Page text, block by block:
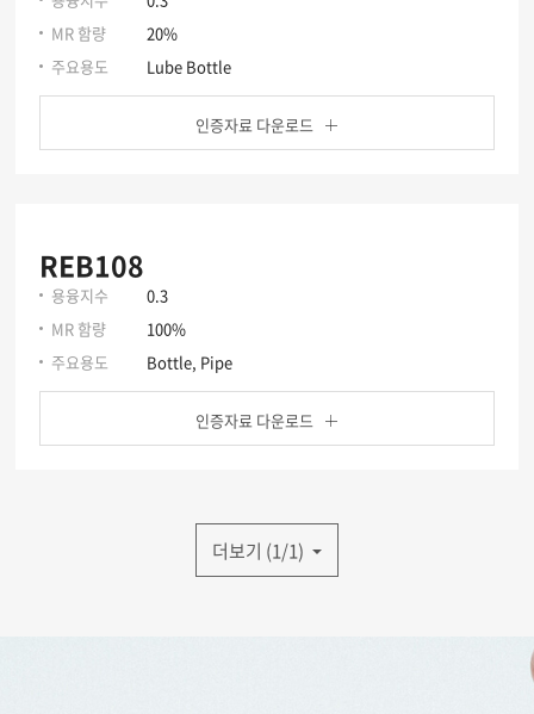
MR 함량
20%
주요용도
Lube Bottle
인증자료 다운로드
REB108
용융지수
0.3
MR 함량
100%
주요용도
Bottle, Pipe
인증자료 다운로드
더보기 (1/1)